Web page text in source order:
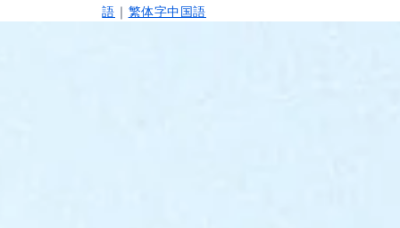
語 ｜ 繁体字中国語